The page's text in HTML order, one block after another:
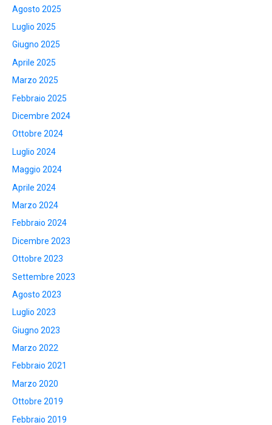
Agosto 2025
Luglio 2025
Giugno 2025
Aprile 2025
Marzo 2025
Febbraio 2025
Dicembre 2024
Ottobre 2024
Luglio 2024
Maggio 2024
Aprile 2024
Marzo 2024
Febbraio 2024
Dicembre 2023
Ottobre 2023
Settembre 2023
Agosto 2023
Luglio 2023
Giugno 2023
Marzo 2022
Febbraio 2021
Marzo 2020
Ottobre 2019
Febbraio 2019